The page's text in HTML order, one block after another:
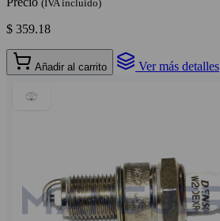
(IVA incluido)
$ 359.18
Añadir al carrito Ver más detalles